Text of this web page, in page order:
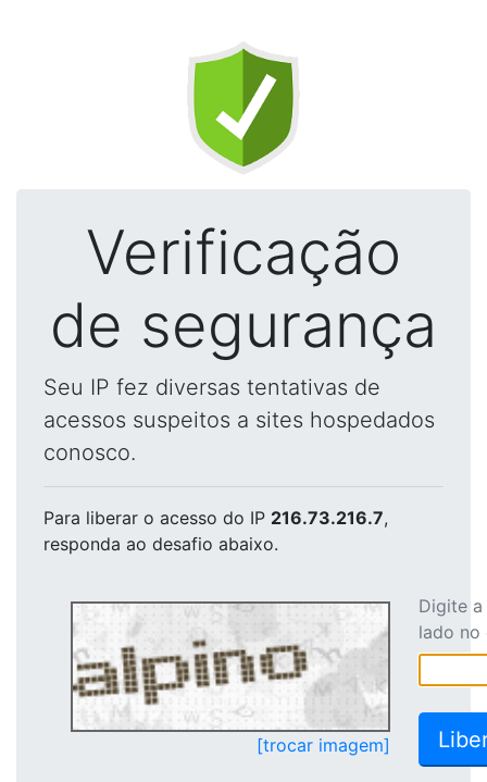
Verificação
de segurança
Seu IP fez diversas tentativas de
acessos suspeitos a sites hospedados
conosco.
Para liberar o acesso do IP 216.73.216.7,
responda ao desafio abaixo.
[trocar imagem]
Digite
lado no